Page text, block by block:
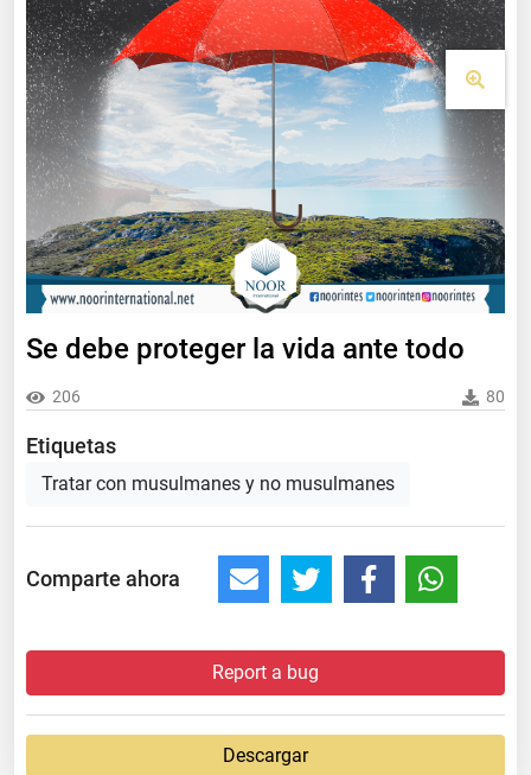
Se debe proteger la vida ante todo
206 80
Etiquetas
Tratar con musulmanes y no musulmanes
Comparte ahora
Report a bug
Descargar